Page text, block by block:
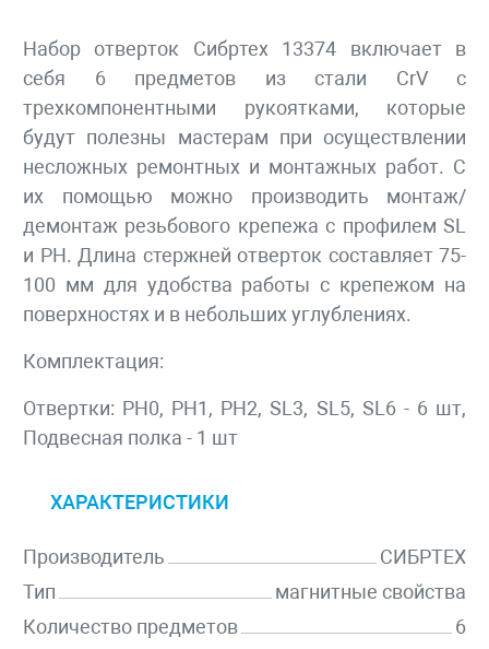
Набор отверток Сибртех 13374 включает в
себя 6 предметов из стали CrV с
трехкомпонентными рукоятками, которые
будут полезны мастерам при осуществлении
несложных ремонтных и монтажных работ. С
их помощью можно производить монтаж/
демонтаж резьбового крепежа с профилем SL
и PH. Длина стержней отверток составляет 75-
100 мм для удобства работы с крепежом на
поверхностях и в небольших углублениях.
Комплектация:
Отвертки: PH0, PH1, PH2, SL3, SL5, SL6 - 6 шт,
Подвесная полка - 1 шт
ХАРАКТЕРИСТИКИ
Производитель
СИБРТЕХ
Тип
магнитные свойства
Количество предметов
6